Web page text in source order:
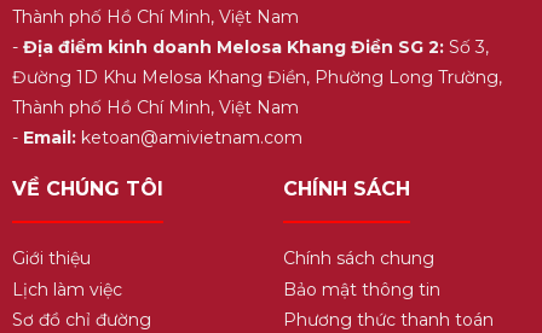
Thành phố Hồ Chí Minh, Việt Nam
- Địa điểm kinh doanh Melosa Khang Điền SG 2:Số 3,
Đường 1D Khu Melosa Khang Điền, Phường Long Trường,
Thành phố Hồ Chí Minh, Việt Nam
- Email:ketoan@amivietnam.com
VỀ CHÚNG TÔI
Giới thiệu
Lịch làm việc
Sơ đồ chỉ đường
CHÍNH SÁCH
Chính sách chung
Bảo mật thông tin
Phương thức thanh toán